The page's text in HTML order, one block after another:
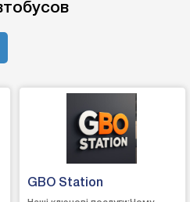
GBO Station